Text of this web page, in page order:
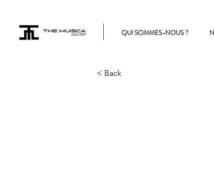
QUI SOMMES-NOUS ?
< Back